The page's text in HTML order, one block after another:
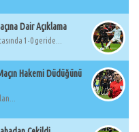
Dair Açıklama
1-0 geride...
Hakemi Düdüğünü